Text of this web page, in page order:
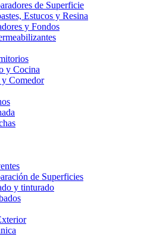
de Superficie
Estucos y Resina
y Fondos
y Cocina
y Comedor
de Superficies
y tinturado